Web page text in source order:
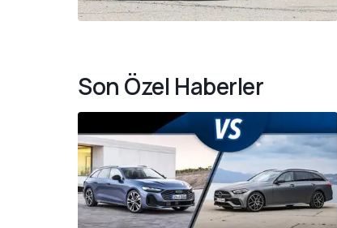
Son Özel Haberler